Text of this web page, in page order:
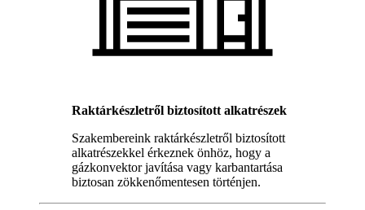
Raktárkészletről biztosított alkatrészek
Szakembereink raktárkészletről biztosított
alkatrészekkel érkeznek önhöz, hogy a
gázkonvektor javítása vagy karbantartása
biztosan zökkenőmentesen történjen.